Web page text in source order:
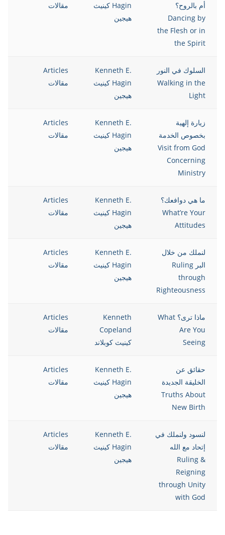
أم بالروح؟
Dancing by
the Flesh or in
the Spirit
Hagin كينيث
هيجين
مقالات
السلوك في النور
Walking in the
Light
Kenneth E.
Hagin كينيث
هيجين
Articles
مقالات
زيارة إلهية
بخصوص الخدمة
Visit from God
Concerning
Ministry
Kenneth E.
Hagin كينيث
هيجين
Articles
مقالات
ما هي دوافعك؟
What’re Your
Attitudes
Kenneth E.
Hagin كينيث
هيجين
Articles
مقالات
لنملك من خلال
البر Ruling
through
Righteousness
Kenneth E.
Hagin كينيث
هيجين
Articles
مقالات
ماذا ترى؟ What
Are You
Seeing
Kenneth
Copeland
كينيث كوبلاند
Articles
مقالات
حقائق عن
الخليقة الجديدة
Truths About
New Birth
Kenneth E.
Hagin كينيث
هيجين
Articles
مقالات
لنسود ولنملك في
إتحاد مع الله
Ruling &
Reigning
through Unity
with God
Kenneth E.
Hagin كينيث
هيجين
Articles
مقالات